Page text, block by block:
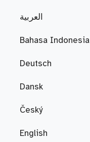
العربية
Bahasa Indonesia
Deutsch
Dansk
Český
English